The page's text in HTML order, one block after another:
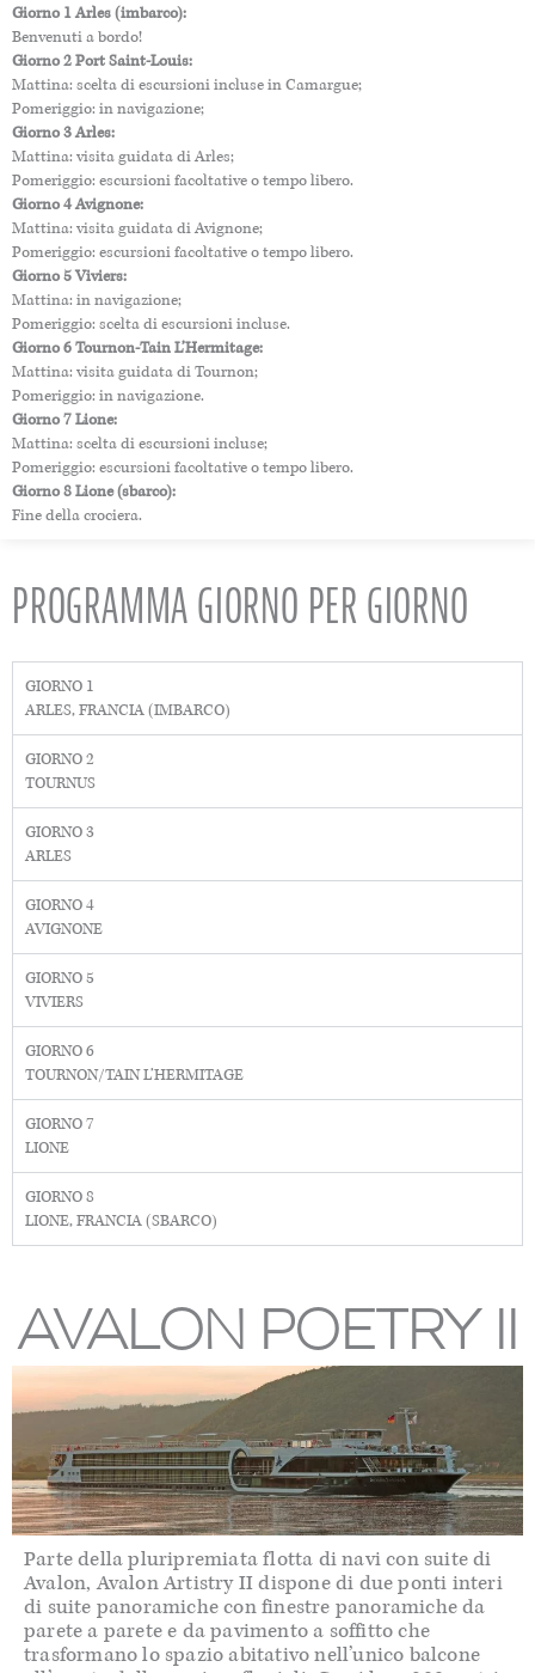
Giorno 1 Arles (imbarco):
Benvenuti a bordo!
Giorno 2 Port Saint-Louis:
Mattina: scelta di escursioni incluse in Camargue;
Pomeriggio: in navigazione;
Giorno 3 Arles:
Mattina: visita guidata di Arles;
Pomeriggio: escursioni facoltative o tempo libero.
Giorno 4 Avignone:
Mattina: visita guidata di Avignone;
Pomeriggio: escursioni facoltative o tempo libero.
Giorno 5 Viviers:
Mattina: in navigazione;
Pomeriggio: scelta di escursioni incluse.
Giorno 6 Tournon-Tain L’Hermitage:
Mattina: visita guidata di Tournon;
Pomeriggio: in navigazione.
Giorno 7 Lione:
Mattina: scelta di escursioni incluse;
Pomeriggio: escursioni facoltative o tempo libero.
Giorno 8 Lione (sbarco):
Fine della crociera.
PROGRAMMA GIORNO PER GIORNO
GIORNO 1
ARLES, FRANCIA (IMBARCO)
GIORNO 2
TOURNUS
GIORNO 3
ARLES
GIORNO 4
AVIGNONE
GIORNO 5
VIVIERS
GIORNO 6
TOURNON/TAIN L’HERMITAGE
GIORNO 7
LIONE
GIORNO 8
LIONE, FRANCIA (SBARCO)
AVALON POETRY II
Parte della pluripremiata flotta di navi con suite di
Avalon, Avalon Artistry II dispone di due ponti interi
di suite panoramiche con finestre panoramiche da
parete a parete e da pavimento a soffitto che
trasformano lo spazio abitativo nell’unico balcone